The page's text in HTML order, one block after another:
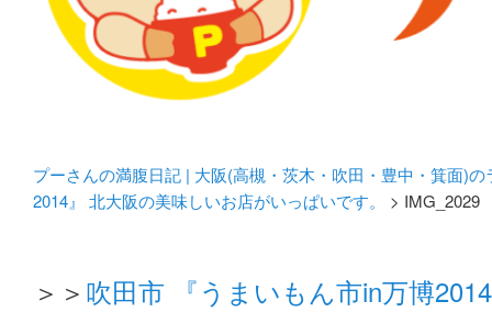
プーさんの満腹日記 | 大阪(高槻・茨木・吹田・豊中・箕面)
2014』 北大阪の美味しいお店がいっぱいです。
> IMG_2029
＞＞ 吹田市 『うまいもん市in万博